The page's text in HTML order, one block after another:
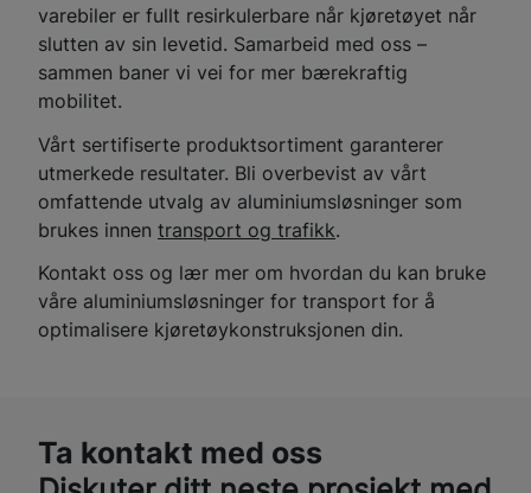
varebiler er fullt resirkulerbare når kjøretøyet når
slutten av sin levetid. Samarbeid med oss ​​–
sammen baner vi vei for mer bærekraftig
mobilitet.
Vårt sertifiserte produktsortiment garanterer
utmerkede resultater. Bli overbevist av vårt
omfattende utvalg av aluminiumsløsninger som
brukes innen transport og trafikk.
Kontakt oss og lær mer om hvordan du kan bruke
våre aluminiumsløsninger for transport for å
optimalisere kjøretøykonstruksjonen din.
Ta kontakt med oss